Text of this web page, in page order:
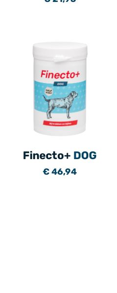
Finecto+ DOG
€ 46,94